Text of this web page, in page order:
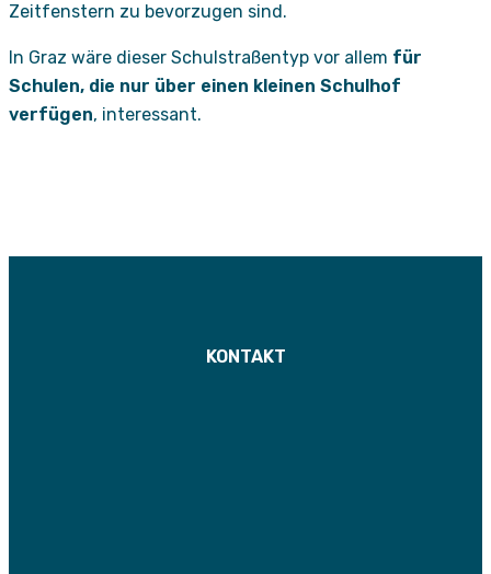
Zeitfenstern zu bevorzugen sind.
In Graz wäre dieser Schulstraßentyp vor allem für
Schulen, die nur über einen kleinen Schulhof
verfügen, interessant.
KONTAKT